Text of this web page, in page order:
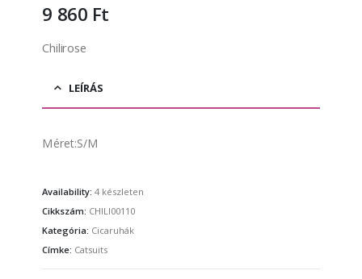
9 860 Ft
Chilirose
LEÍRÁS
Méret:S/M
Availability:4 készleten
Cikkszám: CHILI00110
Kategória: Cicaruhák
Címke: Catsuits